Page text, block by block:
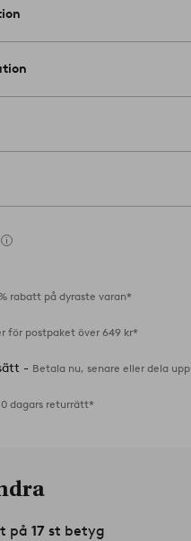
rabatt på dyraste varan*
för postpaket över 649 kr*
- Betala nu, senare eller dela upp
dagars returrätt*
på 17 st betyg